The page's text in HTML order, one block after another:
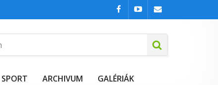
SPORT ARCHIVUM GALÉRIÁK